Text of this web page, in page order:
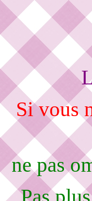
Si vous
ne pas
Pas